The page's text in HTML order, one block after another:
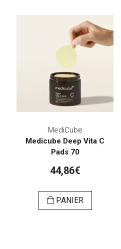
MediCube
Medicube Deep Vita C
Pads 70
44,86€
PANIER